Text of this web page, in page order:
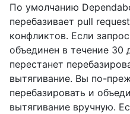
По умолчанию
перебазивает pull
конфликтов. Если
объединен в течение 30
перестанет
вытягивание. Вы по-
перебазировать и
вытягивание вручную.